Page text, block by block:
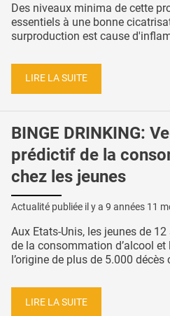
Des niveaux minima de cette
essentiels à une bonne
surproduction est cause
LIRE LA SUITE
BINGE DRINKING:
prédictif de la
chez les jeunes
Actualité publiée il y a 9 années 11
Aux Etats-Unis, les jeunes de
de la consommation d’alcool et
l’origine de plus de 5.000 décès
LIRE LA SUITE